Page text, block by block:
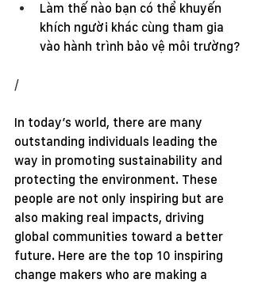
Làm thế nào bạn có thể khuyến
khích người khác cùng tham gia
vào hành trình bảo vệ môi trường?
/
In today’s world, there are many
outstanding individuals leading the
way in promoting sustainability and
protecting the environment. These
people are not only inspiring but are
also making real impacts, driving
global communities toward a better
future. Here are the top 10 inspiring
change makers who are making a